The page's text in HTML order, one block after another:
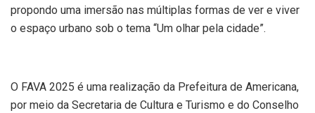
propondo uma imersão nas múltiplas formas de ver e viver
o espaço urbano sob o tema “Um olhar pela cidade”.
O FAVA 2025 é uma realização da Prefeitura de Americana,
por meio da Secretaria de Cultura e Turismo e do Conselho